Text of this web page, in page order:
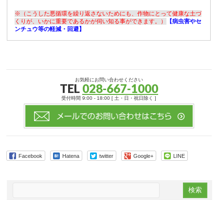
※（こうした悪循環を繰り返さないためにも、作物にとって健康な土づ
くりが、いかに重要であるかが伺い知る事ができます。）
【病虫害やセ
ンチュウ等の軽減・回避】
お気軽にお問い合わせください
TEL 028-667-1000
受付時間 9:00 - 18:00 [ 土・日・祝日除く ]
Facebook Hatena twitter Google+ LINE